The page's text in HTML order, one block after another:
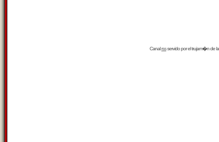
Canalrssservido por eltrujam�nde